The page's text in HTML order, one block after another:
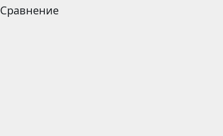
Сравнение